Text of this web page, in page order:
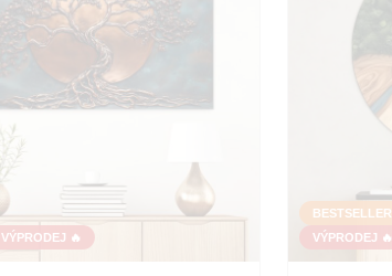
VÝPRODEJ 🔥
BESTSELLER
VÝPRODEJ 🔥